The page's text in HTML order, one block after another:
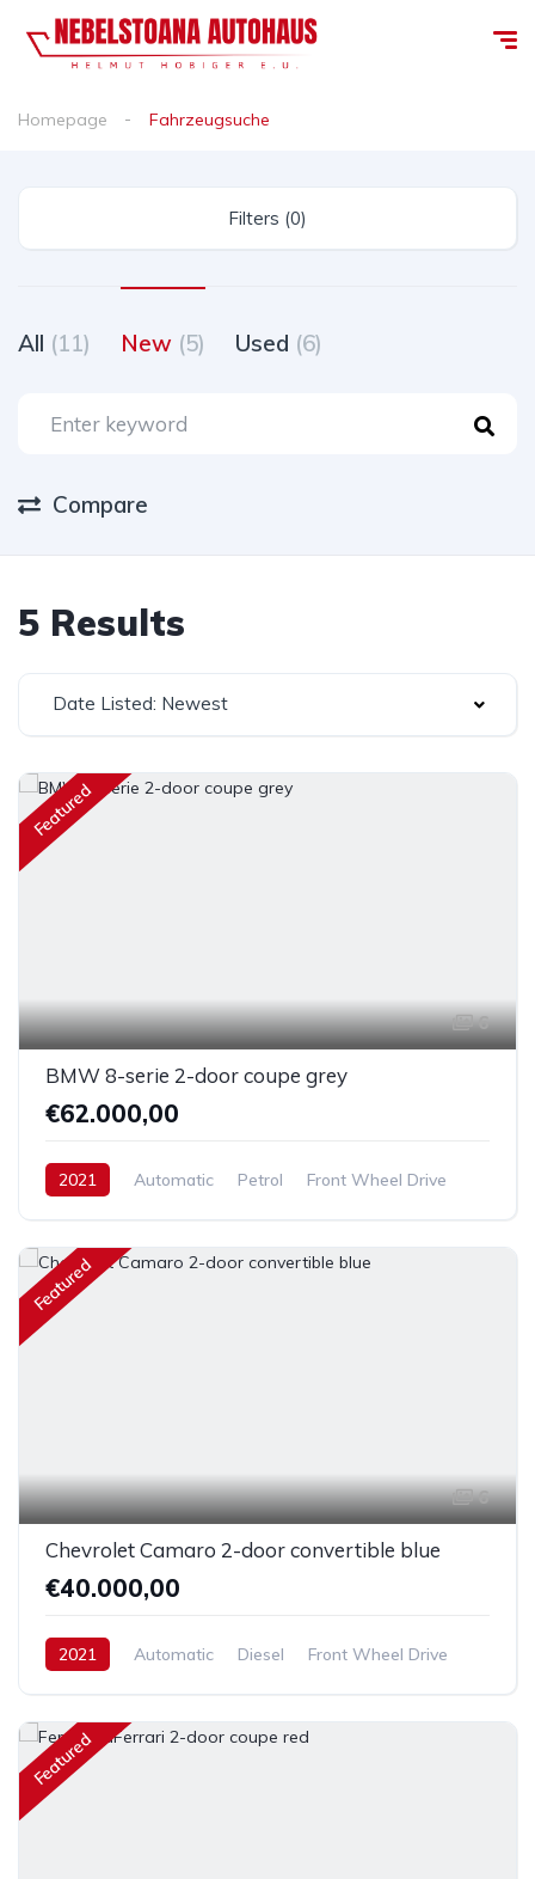
Homepage Fahrzeugsuche
Filters (0)
All (11) New (5) Used (6)
Compare
5 Results
Date Listed: Newest
Featured
6
BMW 8-serie 2-door coupe grey
€62.000,00
2021 Automatic Petrol Front Wheel Drive
Featured
6
Chevrolet Camaro 2-door convertible blue
€40.000,00
2021 Automatic Diesel Front Wheel Drive
Featured